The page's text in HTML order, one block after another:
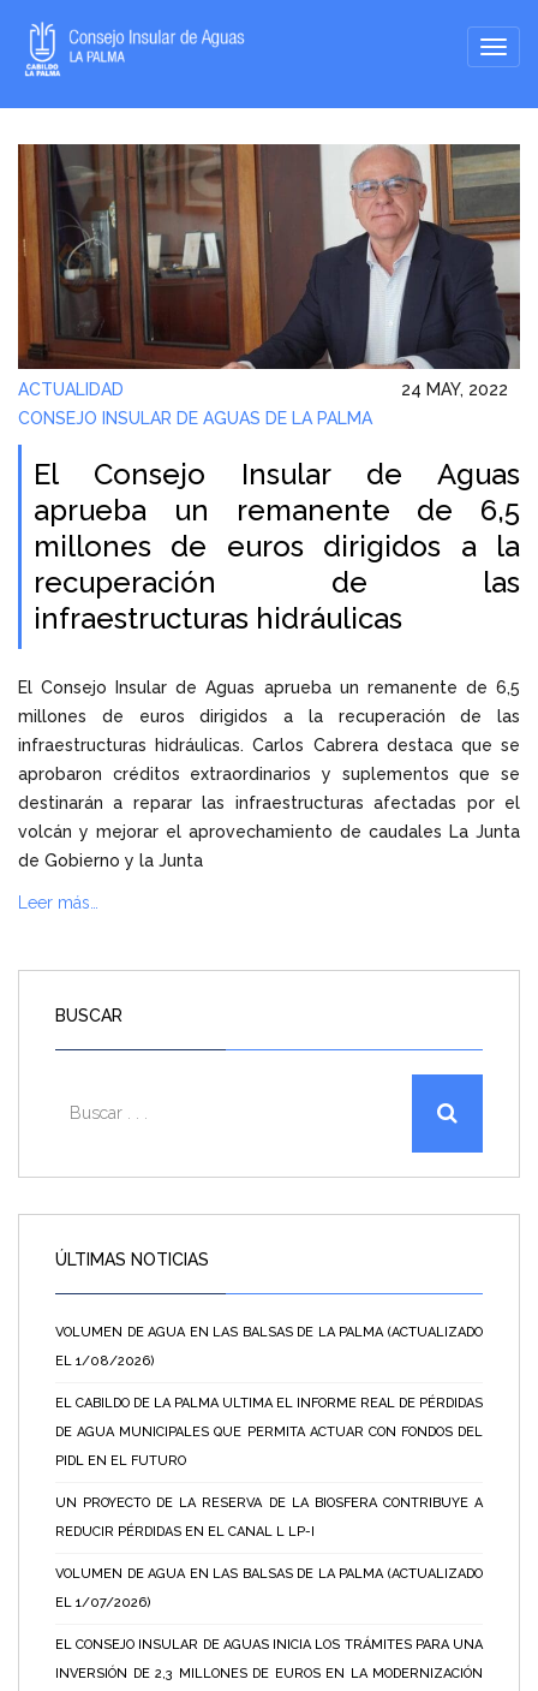
ACTUALIDAD
24 MAY, 2022
CONSEJO INSULAR DE AGUAS DE LA PALMA
El Consejo Insular de Aguas
aprueba un remanente de 6,5
millones de euros dirigidos a la
recuperación de las
infraestructuras hidráulicas
El Consejo Insular de Aguas aprueba un remanente de 6,5
millones de euros dirigidos a la recuperación de las
infraestructuras hidráulicas. Carlos Cabrera destaca que se
aprobaron créditos extraordinarios y suplementos que se
destinarán a reparar las infraestructuras afectadas por el
volcán y mejorar el aprovechamiento de caudales La Junta
de Gobierno y la Junta
Leer más…
BUSCAR
ÚLTIMAS NOTICIAS
VOLUMEN DE AGUA EN LAS BALSAS DE LA PALMA (ACTUALIZADO
EL 1/08/2026)
EL CABILDO DE LA PALMA ULTIMA EL INFORME REAL DE PÉRDIDAS
DE AGUA MUNICIPALES QUE PERMITA ACTUAR CON FONDOS DEL
PIDL EN EL FUTURO
UN PROYECTO DE LA RESERVA DE LA BIOSFERA CONTRIBUYE A
REDUCIR PÉRDIDAS EN EL CANAL L LP-I
VOLUMEN DE AGUA EN LAS BALSAS DE LA PALMA (ACTUALIZADO
EL 1/07/2026)
EL CONSEJO INSULAR DE AGUAS INICIA LOS TRÁMITES PARA UNA
INVERSIÓN DE 2,3 MILLONES DE EUROS EN LA MODERNIZACIÓN